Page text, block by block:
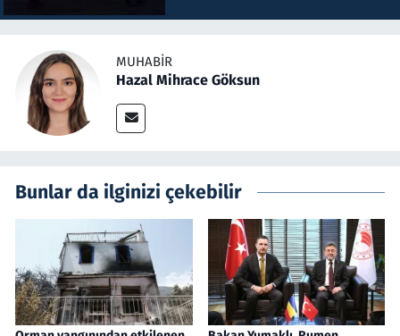
MUHABIR
Hazal Mihrace Göksun
Bunlar da ilginizi çekebilir